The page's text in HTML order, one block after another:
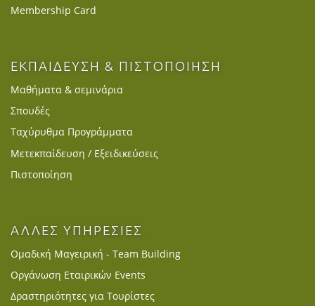
Membership Card
ΕΚΠΑΙΔΕΥΣΗ & ΠΙΣΤΟΠΟΙΗΣΗ
Μαθήματα & σεμινάρια
Σπουδές
Ταχύρυθμα Προγράμματα
Μετεκπαίδευση / Εξειδικεύσεις
Πιστοποίηση
ΑΛΛΕΣ ΥΠΗΡΕΣΙΕΣ
Ομαδική Μαγειρική - Team Building
Οργάνωση Εταιρικών Events
Δραστηριότητες για Τουρίστες